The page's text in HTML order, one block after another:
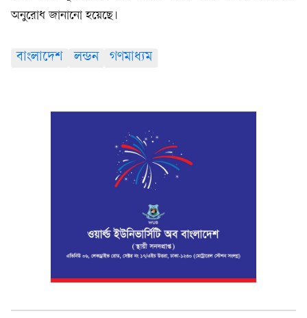
অনুরোধ জানানো হয়েছে।
বাংলাদেশ লন্ডন গণমাধ্যম